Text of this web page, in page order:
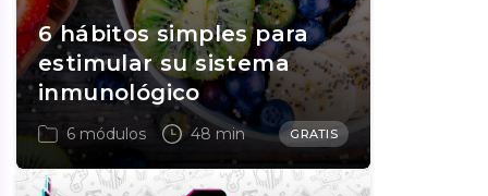
6 hábitos simples para
estimular su sistema
inmunológico
6 módulos 48 min GRATIS